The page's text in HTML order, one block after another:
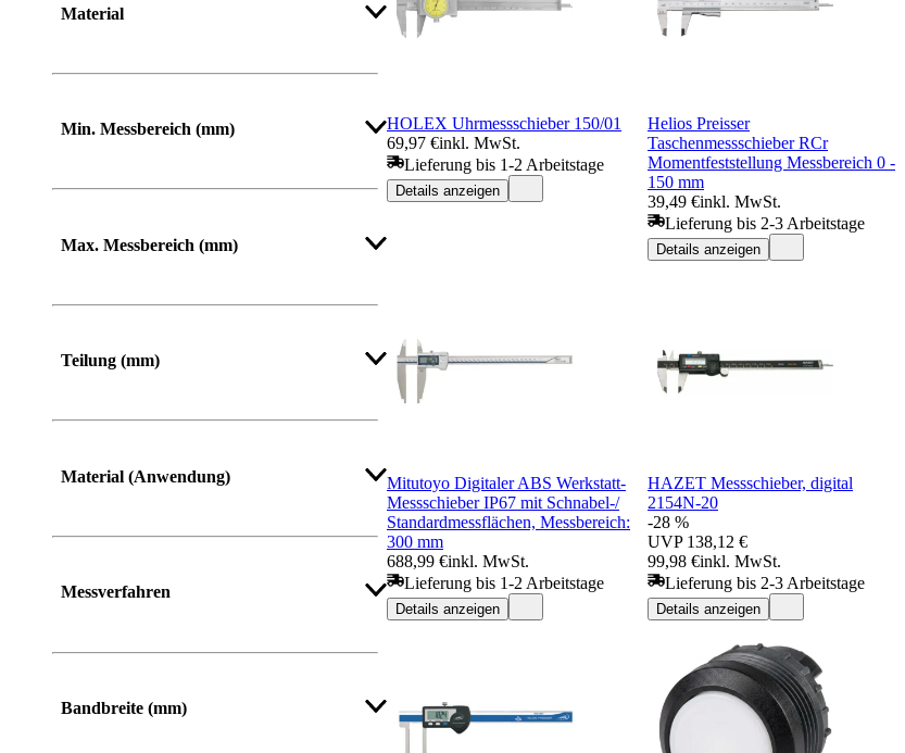
Material
Min. Messbereich (mm)
Max. Messbereich (mm)
Teilung (mm)
Material (Anwendung)
Messverfahren
Bandbreite (mm)
HOLEX Uhrmessschieber 150/01
69,97 €inkl. MwSt.
Lieferung bis 1-2 Arbeitstage
Details anzeigen
Helios Preisser
Taschenmessschieber RCr
Momentfeststellung Messbereich 0 -
150 mm
39,49 €inkl. MwSt.
Lieferung bis 2-3 Arbeitstage
Details anzeigen
Mitutoyo Digitaler ABS Werkstatt-
Messschieber IP67 mit Schnabel-/
Standardmessflächen, Messbereich:
300 mm
688,99 €inkl. MwSt.
Lieferung bis 1-2 Arbeitstage
Details anzeigen
HAZET Messschieber, digital
2154N-20
-28 %
UVP 138,12 €
99,98 €inkl. MwSt.
Lieferung bis 2-3 Arbeitstage
Details anzeigen